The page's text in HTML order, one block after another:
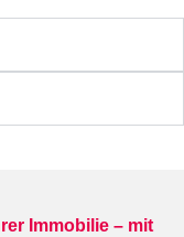
Immobilie – mit